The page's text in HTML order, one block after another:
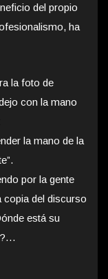
del propio
ha
la foto de
con la mano
la mano de la
por la gente
copia del discurso
está su